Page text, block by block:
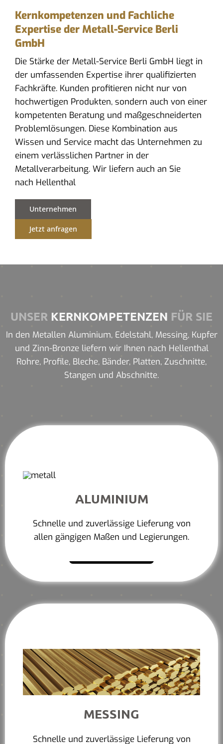
Kernkompetenzen und Fachliche
Expertise der Metall-Service Berli
GmbH
Die Stärke der Metall-Service Berli GmbH liegt in
der umfassenden Expertise ihrer qualifizierten
Fachkräfte. Kunden profitieren nicht nur von
hochwertigen Produkten, sondern auch von einer
kompetenten Beratung und maßgeschneiderten
Problemlösungen. Diese Kombination aus
Wissen und Service macht das Unternehmen zu
einem verlässlichen Partner in der
Metallverarbeitung. Wir liefern auch an Sie
nach Hellenthal
Unternehmen
Jetzt anfragen
UNSER KERNKOMPETENZEN FÜR SIE
In den Metallen Aluminium, Edelstahl, Messing, Kupfer
und Zinn-Bronze liefern wir Ihnen nach Hellenthal
Rohre, Profile, Bleche, Bänder, Platten, Zuschnitte,
Stangen und Abschnitte.
ALUMINIUM
Schnelle und zuverlässige Lieferung von
allen gängigen Maßen und Legierungen.
MESSING
Schnelle und zuverlässige Lieferung von